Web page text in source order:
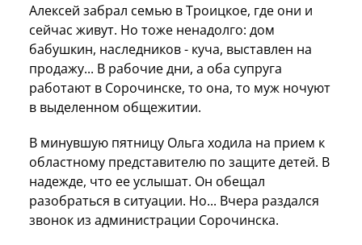
Алексей забрал семью в Троицкое, где они и
сейчас живут. Но тоже ненадолго: дом
бабушкин, наследников - куча, выставлен на
продажу... В рабочие дни, а оба супруга
работают в Сорочинске, то она, то муж ночуют
в выделенном общежитии.
В минувшую пятницу Ольга ходила на прием к
областному представителю по защите детей. В
надежде, что ее услышат. Он обещал
разобраться в ситуации. Но... Вчера раздался
звонок из администрации Сорочинска.